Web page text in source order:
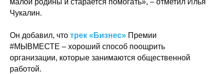
малой родины и старается помогать», – отметил Илья
Чукалин.
Он добавил, что трек «Бизнес» Премии
#МЫВМЕСТЕ – хороший способ поощрить
организации, которые занимаются общественной
работой.